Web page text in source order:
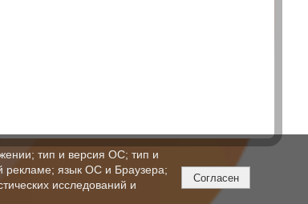
тип и версия ОС; тип и
рекламе; язык ОС и Браузера;
исследований и
Согласен